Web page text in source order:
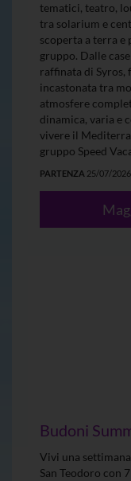
tematici, teatro,
tra solarium e
scoperta a terra e
gruppo. Dalle
raffinata di Syros,
incastonata tra
atmosfere
dinamica, varia e
vivere il
gruppo Speed
PARTENZA 25/07/2026
Budoni
Vivi una
San Teodoro con